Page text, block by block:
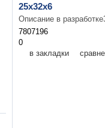
25х32х6
Описание в
7807196
0
в закладки